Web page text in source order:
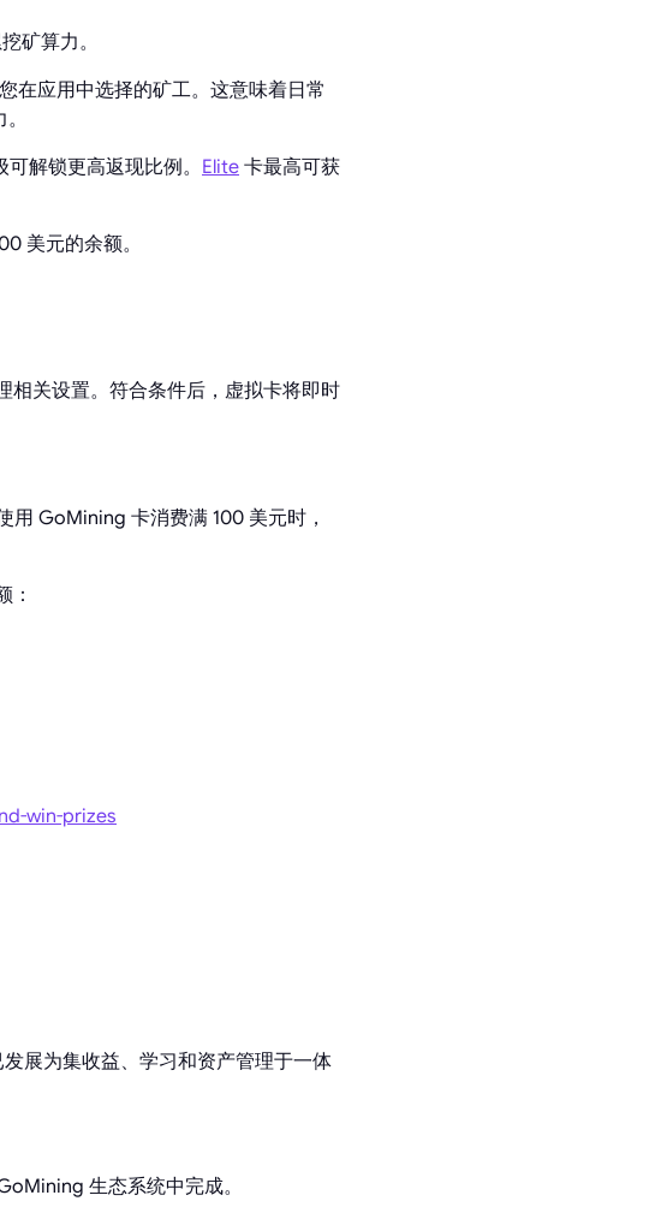
矿算力。
在应用中选择的矿工。这意味着日常
解锁更高返现比例。 Elite 卡最高可获
美元的余额。
相关设置。符合条件后，虚拟卡将即时
GoMining 卡消费满 100 美元时，
：
win-prizes
展为集收益、学习和资产管理于一体
生态系统中完成。